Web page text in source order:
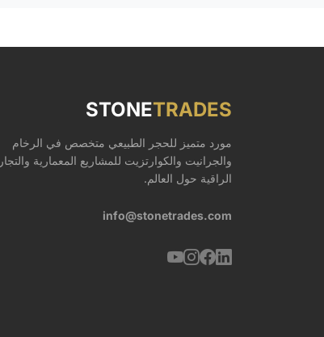
STONETRADES
مورد متميز للحجر الطبيعي متخصص في الرخام
والجرانيت والكوارتزيت للمشاريع المعمارية
الراقية حول العالم.
info@stonetrades.com